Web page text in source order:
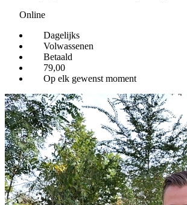
Online
Dagelijks
Volwassenen
Betaald
79,00
Op elk gewenst moment